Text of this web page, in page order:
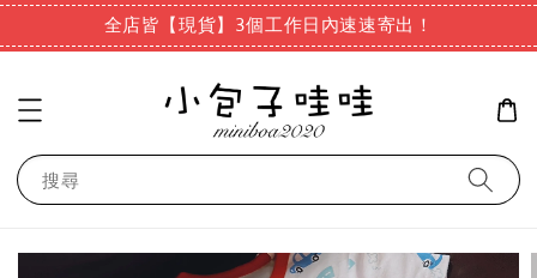
全店皆【現貨】3個工作日內速速寄出！
搜尋